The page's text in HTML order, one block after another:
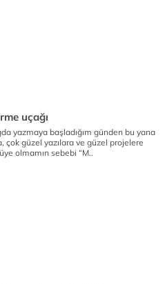
uçağı
yazmaya başladığım günden bu yana
çok güzel yazılara ve güzel projelere
olmamın sebebi “M..